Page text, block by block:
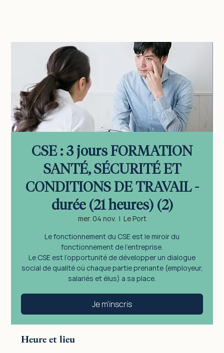
CSE : 3 jours FORMATION
SANTÉ, SÉCURITÉ ET
CONDITIONS DE TRAVAIL -
durée (21 heures) (2)
mer. 04 nov.
  |
Le Port
Le fonctionnement du CSE est le miroir du
fonctionnement de l'entreprise.
Le CSE est l’opportunité de développer un dialogue
social de qualité où chaque partie prenante (employeur,
salariés et élus) a sa place.
Je m'inscris
Heure et lieu